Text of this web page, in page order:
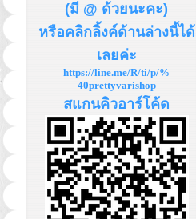
(มี @ ด้วยนะคะ)
หรือคลิกลิ้งค์ด้านล่างนี้ได้
เลยค่ะ
https://line.me/R/ti/p/%
40prettyvarishop
สแกนคิวอาร์โค้ด